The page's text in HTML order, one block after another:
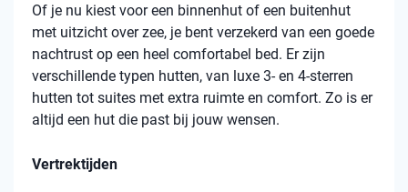
Of je nu kiest voor een binnenhut of een buitenhut
met uitzicht over zee, je bent verzekerd van een goede
nachtrust op een heel comfortabel bed. Er zijn
verschillende typen hutten, van luxe 3- en 4-sterren
hutten tot suites met extra ruimte en comfort. Zo is er
altijd een hut die past bij jouw wensen.
Vertrektijden